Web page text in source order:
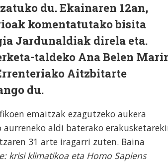
du. Ekainaren 12an,
komentatutako bisita
Jardunaldiak direla eta.
taldeko Ana Belen
Aitzbitarte
du.
emaitzak ezagutzeko aukera
aurreneko aldi baterako
31 arte iragarri zuten. Baina
krisi klimatikoa eta Homo Sapiens